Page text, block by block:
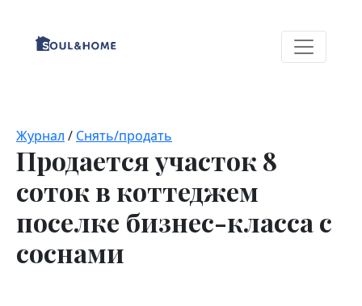
Журнал / Снять/продать
Продается участок 8
соток в коттеджем
поселке бизнес-класса с
соснами